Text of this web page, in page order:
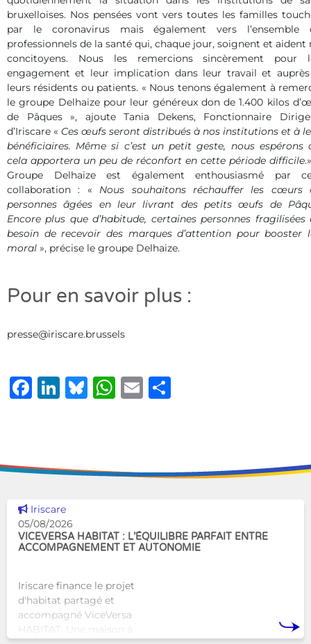
bruxelloises. Nos pensées vont vers toutes les familles
par le coronavirus mais également vers l’ensemble
professionnels de la santé qui, chaque jour, soignent et aident
concitoyens. Nous les remercions sincèrement pour
engagement et leur implication dans leur travail et
leurs résidents ou patients. « Nous tenons également à
le groupe Delhaize pour leur généreux don de 1.400 kilos
de Pâques », ajoute Tania Dekens, Fonctionnaire
d’Iriscare « Ces œufs seront distribués à nos institutions et à
bénéficiaires. Même si c’est un petit geste, nous espérons
cela apportera un peu de réconfort en cette période difficile
Groupe Delhaize est également enthousiasmé par
collaboration : « Nous souhaitons réchauffer les cœurs
personnes âgées en leur livrant des petits œufs de
Encore plus que d’habitude, certaines personnes fragilisées
besoin de recevoir des marques d’attention pour booster
moral », précise le groupe Delhaize.
Pour en savoir plus :
presse@iriscare.brussels
Facebook
LinkedIn
Bluesky
WhatsApp
Email
Voir cette news
Iriscare
05/08/2026
VICEVERSA HABITAT : L’ÉQUILIBRE PARFAIT ENTRE
ACCOMPAGNEMENT ET AUTONOMIE
Iriscare finance le projet
d'habitat partagé et
accompagné ViceVersa
HABITAT. Une maison à